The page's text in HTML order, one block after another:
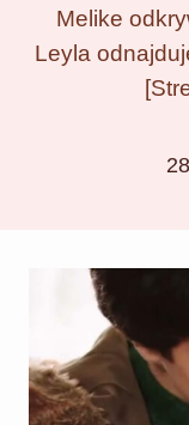
Melike
Leyla